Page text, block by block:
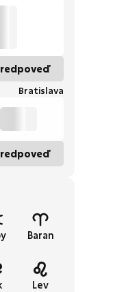
Bratislava
Baran
Lev